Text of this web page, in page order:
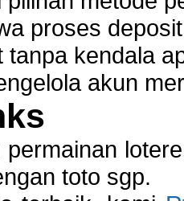
proses
tanpa kendala
akun
permainan
toto sgp.